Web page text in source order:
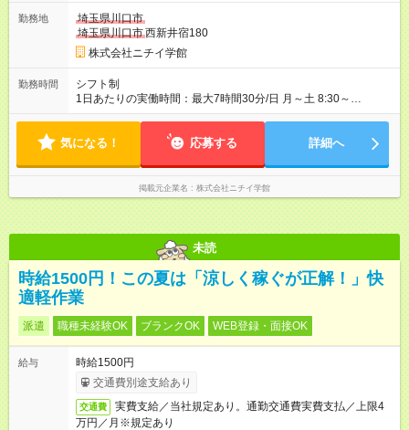
勤務地
埼玉県川口市
埼玉県川口市西新井宿180
株式会社ニチイ学館
勤務時間
シフト制
1日あたりの実働時間：最大7時間30分/日 月～土 8:30～
17:00（休憩60分） 月2日 8:30～15:00（休憩60分） 月7日
1～2日休日出勤あり（平日代休取得） ※土曜日は月1～2日
気になる！ 応募する 詳細へ
掲載元企業名 株式会社ニチイ学館
未読
時給1500円！この夏は「涼しく稼ぐが正解！」快
適軽作業
派遣 職種未経験OK ブランクOK WEB登録・面接OK
給与
時給1500円
交通費別途支給あり
交通費
実費支給／当社規定あり。通勤交通費実費支払／上限4
万円／月※規定あり